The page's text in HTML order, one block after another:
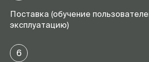
Поставка (обучение
эксплуатацию)
6